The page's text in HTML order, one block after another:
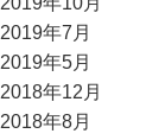
2019年7月
2019年5月
2018年12月
2018年8月